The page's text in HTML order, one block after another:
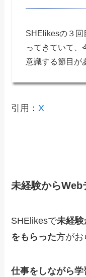
SHElikesの３回
ってきていて、
意識する節目が
引用：X
未経験からWeb
SHElikesで未経
をもらった方がお
仕事をしながら